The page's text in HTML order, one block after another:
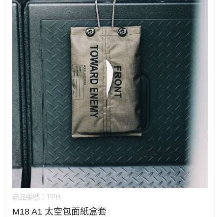
商品編號： TPH
M18 A1 太空包面紙盒套